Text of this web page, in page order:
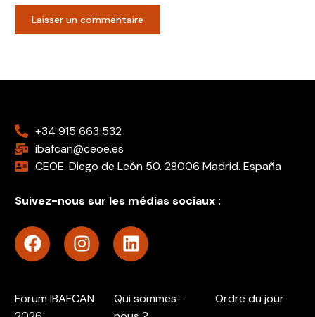
+34 915 663 532
ibafcan@ceoe.es
CEOE. Diego de León 50. 28006 Madrid. España
Suivez-nous sur les médias sociaux :
Forum IBAFCAN
Qui sommes-
Ordre du jour